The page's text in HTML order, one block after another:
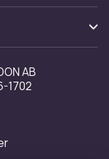
AB
1702